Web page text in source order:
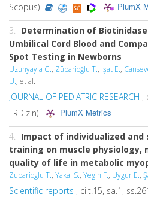
Scopus)
PlumX
3. Determination of Biotinidase
Umbilical Cord Blood and
Spot Testing in Newborns
Uzunyayla G., Zübarioğlu T., İşat E.,
U., et al.
JOURNAL OF PEDIATRIC RESEARCH ,
TRDizin)
PlumX Metrics
4. Impact of individualized
training on muscle physiology,
quality of life in metabolic
Zubarioglu T., Yakal S., Yegin F., Uygur E.,
Scientific reports , cilt.15, sa.1,